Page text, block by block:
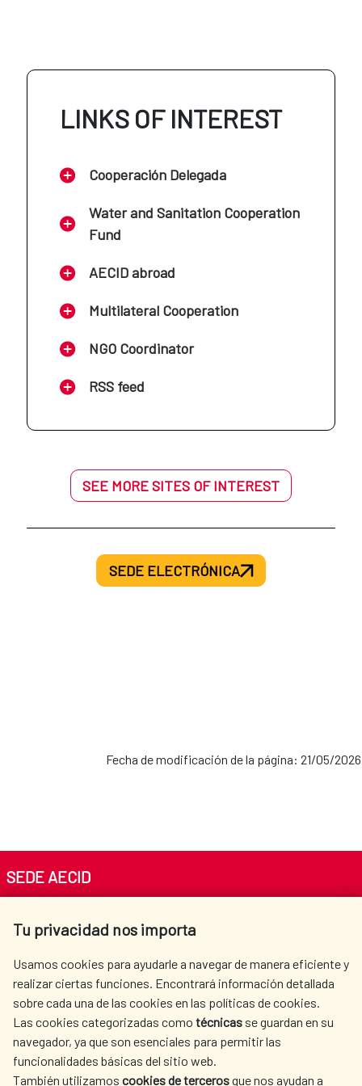
AECID en Líbano
AECID en Mali
AECID en Marruecos
AECID en Mauritania
AECID en Mozambique
AECID en Níger
AECID en Palestina
AECID en Senegal
AECID en Ecuador
AECID en El Salvador
AECID en Guatemala
AECID en Haití
AECID en México
AECID en Nicaragua
AECID en Perú
Dominicana
AECID en Uruguay
AECID en Venezuela
LINKS OF INTEREST
Cooperación Delegada
Water and Sanitation Cooperation
Fund
AECID abroad
Multilateral Cooperation
NGO Coordinator
RSS feed
SEE MORE SITES OF INTEREST
SEDE ELECTRÓNICA
Fecha de modificación de la página: 21/05/2026
Tu privacidad nos importa
Usamos cookies para ayudarle a navegar de manera eficiente y
realizar ciertas funciones. Encontrará información detallada
sobre cada una de las cookies en las políticas de cookies.
Las cookies categorizadas como técnicas se guardan en su
navegador, ya que son esenciales para permitir las
funcionalidades básicas del sitio web.
También utilizamos cookies de tercerosque nos ayudan a
SEDE AECID
Tel. +34 900 20 30 54​​​​​​​
AECID
WHERE DO WE COOPERATE?
SPANISH HUMANITARIAN
ACTION
PRESS ROOM
CULTURE AND SCIENCE LIBRARY